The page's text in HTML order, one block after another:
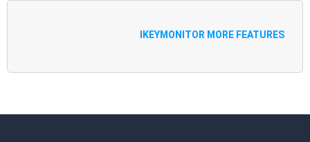
IKEYMONITOR MORE FEATURES